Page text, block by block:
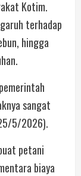
Kotim.
terhadap
hingga
sangat
5/2026).
petani
biaya